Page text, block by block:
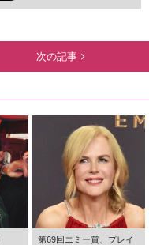
次の記事
第69回エミー賞、プレイ